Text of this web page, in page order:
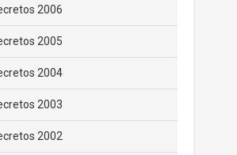
2006
2005
2004
2003
2002